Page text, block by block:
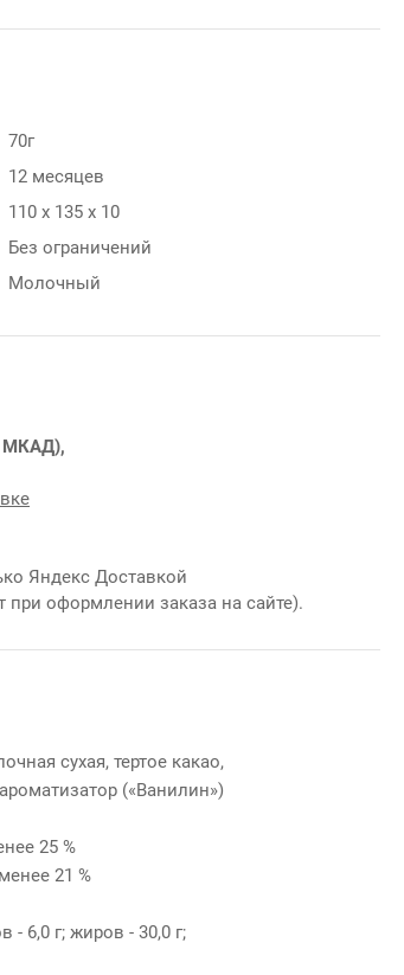
70г
12 месяцев
110 х 135 х 10
Без ограничений
Молочный
МКАД),
Яндекс Доставкой
при оформлении заказа на сайте).
сухая, тертое какао,
(«Ванилин»)
25 %
21 %
- 6,0 г; жиров - 30,0 г;